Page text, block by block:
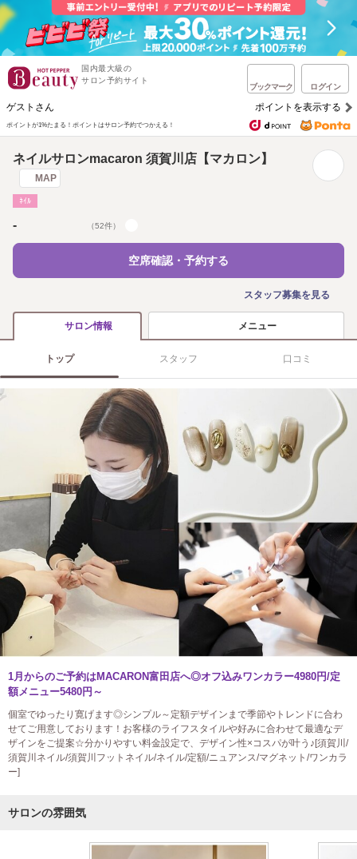
国内最大級の
サロン予約サイト
ブックマーク ログイン
ゲストさん ポイントを表示する
ポイントが1%たまる！ ポイントはサロン予約でつかえる！
ネイルサロンmacaron 須賀川店【マカロン】
MAP
ﾈｲﾙ
- （52件）
空席確認・予約する
スタッフ募集を見る
サロン情報 メニュー
トップ スタッフ 口コミ
1月からのご予約はMACARON富田店へ◎オフ込みワンカラー4980円/定
額メニュー5480円～
個室でゆったり寛げます◎シンプル～定額デザインまで季節やトレンドに合わ
せてご用意しております！お客様のライフスタイルや好みに合わせて最適なデ
ザインをご提案☆分かりやすい料金設定で、デザイン性×コスパが叶う♪[須賀川/
須賀川ネイル/須賀川フットネイル/ネイル/定額/ニュアンス/マグネット/ワンカラ
ー]
サロンの雰囲気